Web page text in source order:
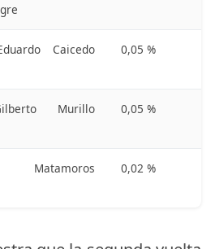
Caicedo
0,05 %
Murillo
0,05 %
Matamoros
0,02 %